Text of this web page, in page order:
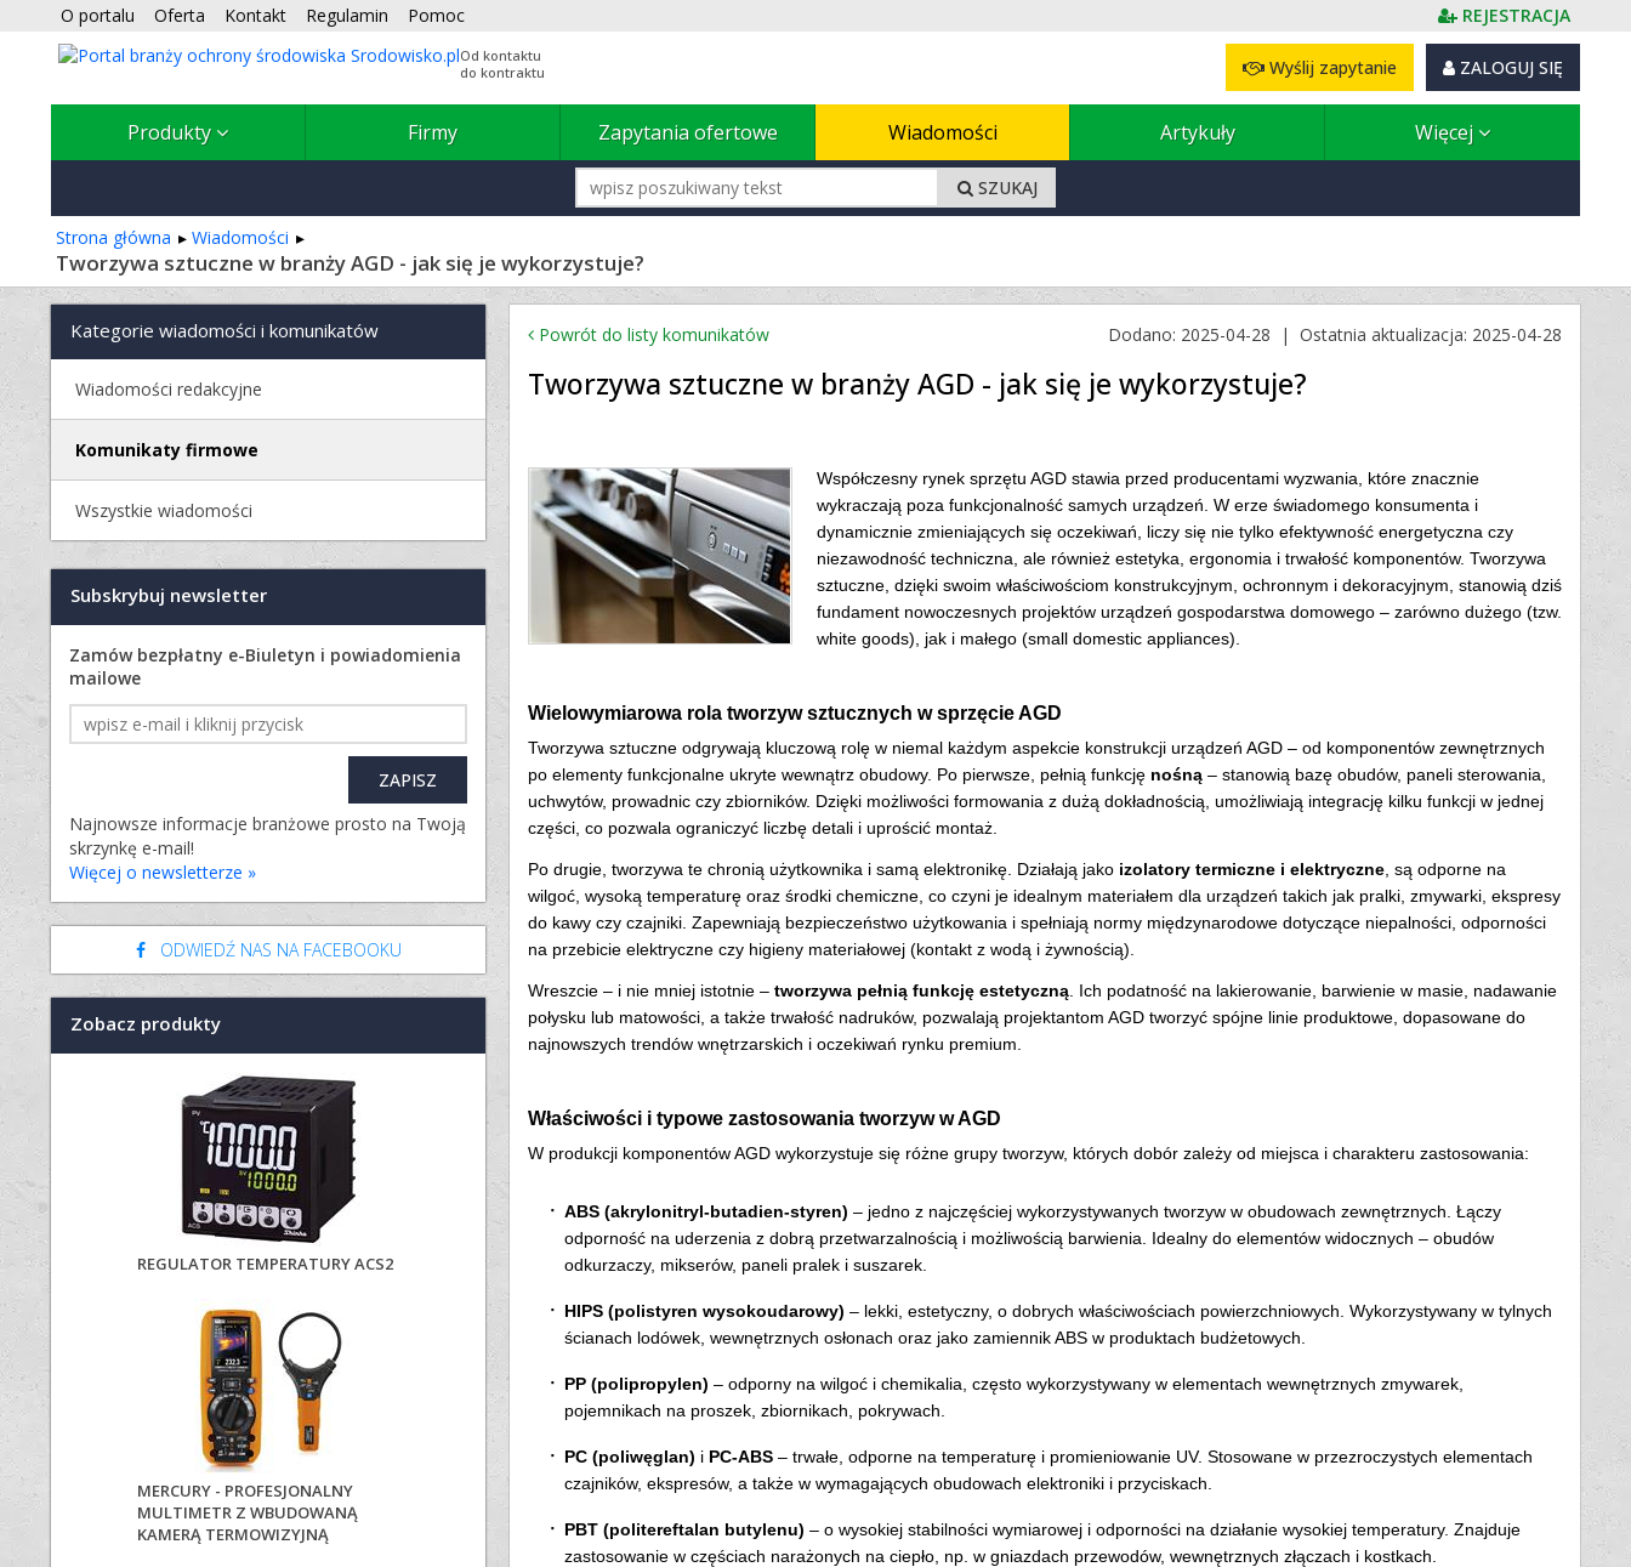
O portalu Oferta Kontakt Regulamin Pomoc REJESTRACJA
Od kontaktu
do kontraktu
ZALOGUJ SIĘ
Wyślij zapytanie
Produkty Firmy Zapytania ofertowe Wiadomości Artykuły Więcej
SZUKAJ
Strona główna Wiadomości
Tworzywa sztuczne w branży AGD - jak się je wykorzystuje?
Powrót do listy komunikatów Dodano: 2025-04-28 | Ostatnia aktualizacja: 2025-04-28
Tworzywa sztuczne w branży AGD - jak się je wykorzystuje?
Współczesny rynek sprzętu AGD stawia przed producentami wyzwania, które znacznie
wykraczają poza funkcjonalność samych urządzeń. W erze świadomego konsumenta i
dynamicznie zmieniających się oczekiwań, liczy się nie tylko efektywność energetyczna czy
niezawodność techniczna, ale również estetyka, ergonomia i trwałość komponentów. Tworzywa
sztuczne, dzięki swoim właściwościom konstrukcyjnym, ochronnym i dekoracyjnym, stanowią dziś
fundament nowoczesnych projektów urządzeń gospodarstwa domowego – zarówno dużego (tzw.
white goods), jak i małego (small domestic appliances).
Wielowymiarowa rola tworzyw sztucznych w sprzęcie AGD
Tworzywa sztuczne odgrywają kluczową rolę w niemal każdym aspekcie konstrukcji urządzeń AGD – od komponentów zewnętrznych
po elementy funkcjonalne ukryte wewnątrz obudowy. Po pierwsze, pełnią funkcję nośną – stanowią bazę obudów, paneli sterowania,
uchwytów, prowadnic czy zbiorników. Dzięki możliwości formowania z dużą dokładnością, umożliwiają integrację kilku funkcji w jednej
części, co pozwala ograniczyć liczbę detali i uprościć montaż.
Po drugie, tworzywa te chronią użytkownika i samą elektronikę. Działają jako izolatory termiczne i elektryczne , są odporne na
wilgoć, wysoką temperaturę oraz środki chemiczne, co czyni je idealnym materiałem dla urządzeń takich jak pralki, zmywarki, ekspresy
do kawy czy czajniki. Zapewniają bezpieczeństwo użytkowania i spełniają normy międzynarodowe dotyczące niepalności, odporności
na przebicie elektryczne czy higieny materiałowej (kontakt z wodą i żywnością).
Wreszcie – i nie mniej istotnie – tworzywa pełnią funkcję estetyczną . Ich podatność na lakierowanie, barwienie w masie, nadawanie
połysku lub matowości, a także trwałość nadruków, pozwalają projektantom AGD tworzyć spójne linie produktowe, dopasowane do
najnowszych trendów wnętrzarskich i oczekiwań rynku premium.
Właściwości i typowe zastosowania tworzyw w AGD
W produkcji komponentów AGD wykorzystuje się różne grupy tworzyw, których dobór zależy od miejsca i charakteru zastosowania:
ABS (akrylonitryl-butadien-styren) – jedno z najczęściej wykorzystywanych tworzyw w obudowach zewnętrznych. Łączy
odporność na uderzenia z dobrą przetwarzalnością i możliwością barwienia. Idealny do elementów widocznych – obudów
odkurzaczy, mikserów, paneli pralek i suszarek.
HIPS (polistyren wysokoudarowy) – lekki, estetyczny, o dobrych właściwościach powierzchniowych. Wykorzystywany w tylnych
ścianach lodówek, wewnętrznych osłonach oraz jako zamiennik ABS w produktach budżetowych.
PP (polipropylen) – odporny na wilgoć i chemikalia, często wykorzystywany w elementach wewnętrznych zmywarek,
pojemnikach na proszek, zbiornikach, pokrywach.
PC (poliwęglan) i PC-ABS – trwałe, odporne na temperaturę i promieniowanie UV. Stosowane w przezroczystych elementach
czajników, ekspresów, a także w wymagających obudowach elektroniki i przyciskach.
PBT (politereftalan butylenu) – o wysokiej stabilności wymiarowej i odporności na działanie wysokiej temperatury. Znajduje
zastosowanie w częściach narażonych na ciepło, np. w gniazdach przewodów, wewnętrznych złączach i kostkach.
Kategorie wiadomości i komunikatów
Wiadomości redakcyjne
Komunikaty firmowe
Wszystkie wiadomości
Subskrybuj newsletter
Zamów bezpłatny e-Biuletyn i powiadomienia
mailowe
Najnowsze informacje branżowe prosto na Twoją
skrzynkę e-mail!
Więcej o newsletterze »
ODWIEDŹ NAS NA FACEBOOKU
Zobacz produkty
REGULATOR TEMPERATURY ACS2
MERCURY - PROFESJONALNY
MULTIMETR Z WBUDOWANĄ
KAMERĄ TERMOWIZYJNĄ